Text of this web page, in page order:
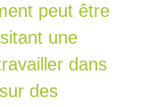
peut être
une
dans
des